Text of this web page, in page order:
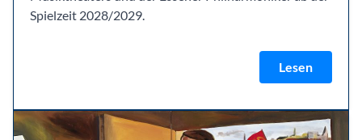
Spielzeit 2028/2029.
Lesen